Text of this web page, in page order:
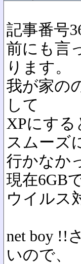
記事番号
前にも言
ります。
我が家の
して
XPにする
スムーズ
行かなか
現在6GB
ウイルス
net boy !!
いので、